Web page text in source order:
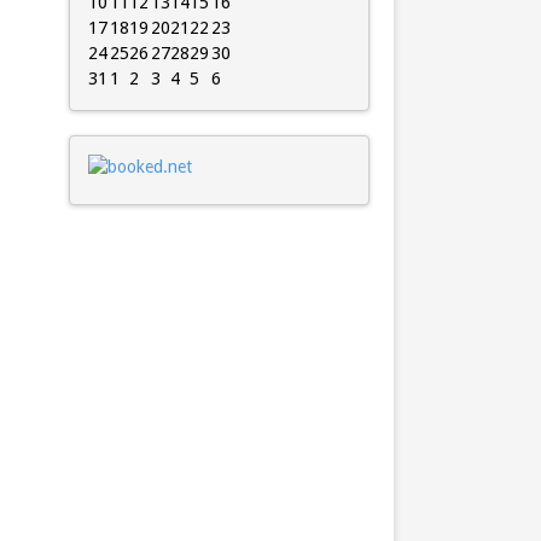
171819 2021 22 23
242526 27282930
31 1 2 3 4 5 6